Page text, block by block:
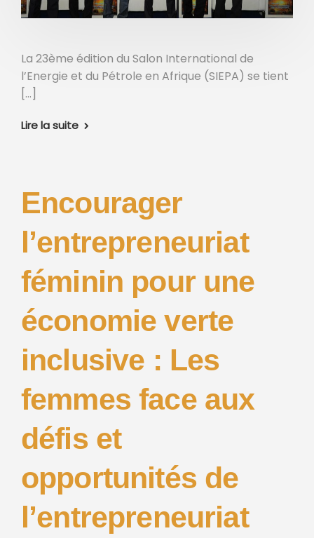
La 23ème édition du Salon International de
l’Energie et du Pétrole en Afrique (SIEPA) se tient
[…]
Lire la suite
Encourager
l’entrepreneuriat
féminin pour une
économie verte
inclusive : Les
femmes face aux
défis et
opportunités de
l’entrepreneuriat